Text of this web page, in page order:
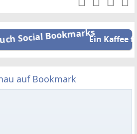
Ein Kaffee
auf Bookmark